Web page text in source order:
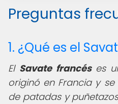
Preguntas
1. ¿Qué es el
El Savate francéses
originó en Francia y
de patadas y